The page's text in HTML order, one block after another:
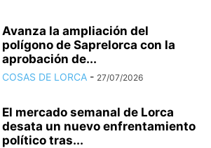
Avanza la ampliación del
polígono de Saprelorca con la
aprobación de...
COSAS DE LORCA - 27/07/2026
El mercado semanal de Lorca
desata un nuevo enfrentamiento
político tras...